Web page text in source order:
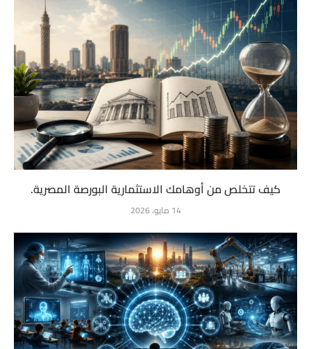
كيف تتخلص من أوهامك الاستثمارية البورصة المصرية.
14 مايو، 2026